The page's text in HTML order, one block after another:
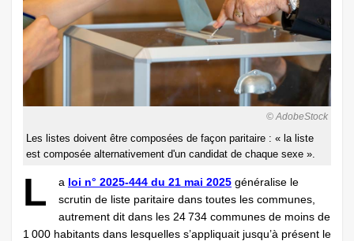
© AdobeStock
Les listes doivent être composées de façon paritaire : « la liste
est composée alternativement d'un candidat de chaque sexe ».
L a loi n° 2025-444 du 21 mai 2025 généralise le
scrutin de liste paritaire dans toutes les communes,
autrement dit dans les 24 734 communes de moins de
1 000 habitants dans lesquelles s’appliquait jusqu’à présent le